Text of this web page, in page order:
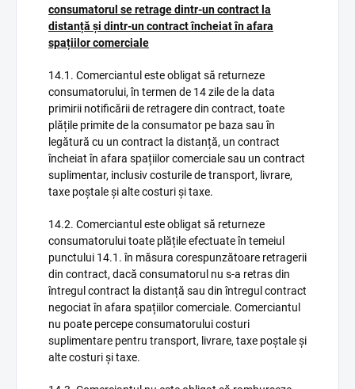
consumatorul se retrage dintr-un contract la
distanță și dintr-un contract încheiat în afara
spațiilor comerciale
14.1. Comerciantul este obligat să returneze
consumatorului, în termen de 14 zile de la data
primirii notificării de retragere din contract, toate
plățile primite de la consumator pe baza sau în
legătură cu un contract la distanță, un contract
încheiat în afara spațiilor comerciale sau un contract
suplimentar, inclusiv costurile de transport, livrare,
taxe poștale și alte costuri și taxe.
14.2. Comerciantul este obligat să returneze
consumatorului toate plățile efectuate în temeiul
punctului 14.1. în măsura corespunzătoare retragerii
din contract, dacă consumatorul nu s-a retras din
întregul contract la distanță sau din întregul contract
negociat în afara spațiilor comerciale. Comerciantul
nu poate percepe consumatorului costuri
suplimentare pentru transport, livrare, taxe poștale și
alte costuri și taxe.